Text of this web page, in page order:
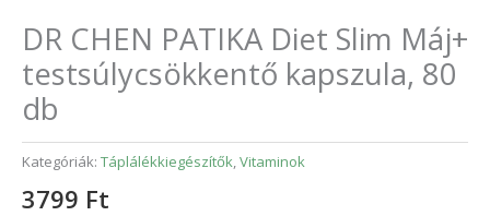
DR CHEN PATIKA Diet Slim Máj+
testsúlycsökkentő kapszula, 80
db
Kategóriák: Táplálékkiegészítők,Vitaminok
3799 Ft